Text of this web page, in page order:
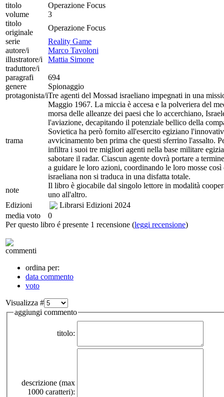
titolo
Operazione Focus
volume
3
titolo
originale
Operazione Focus
serie
Reality Game
autore/i
Marco Tavoloni
illustratore/i
Mattia Simone
traduttore/i
paragrafi
694
genere
Spionaggio
protagonista/iTre agenti del Mossad israeliano impegnati in una
trama
Maggio 1967. La miccia è accesa e la polveriera del
morsa delle alleanze dei paesi che lo accerchiano,
l'aviazione, decapitando il potenziale bellico della
Sovietica ha però fornito all'esercito egiziano
avvicinamento ben prima che questi sferrino l'assalto.
infiltra i suoi tre migliori agenti nella base militare
sabotare il radar. Ciascun agente dovrà portare a
a guidare le loro azioni, coordinando le loro mosse
israeliana non si traduca in una disfatta totale.
note
Il libro è giocabile dal singolo lettore in modalità
uno all'altro.
Edizioni
Librarsi Edizioni 2024
media voto
0
Per questo libro é presente 1 recensione (leggi recensione)
commenti
ordina per:
data commento
voto
Visualizza #
aggiungi commento
titolo:
descrizione (max
1000 caratteri):